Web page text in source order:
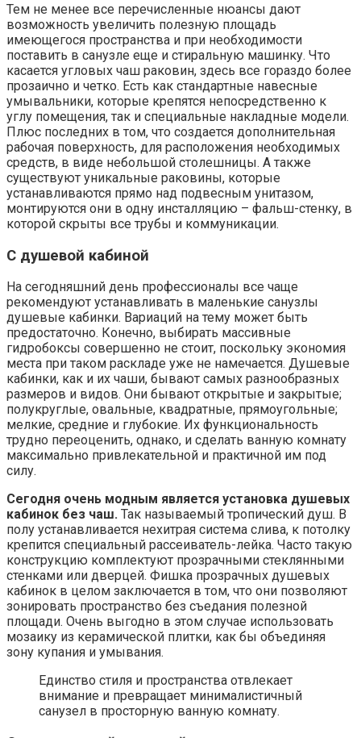
Тем не менее все перечисленные нюансы дают
возможность увеличить полезную площадь
имеющегося пространства и при необходимости
поставить в санузле еще и стиральную машинку. Что
касается угловых чаш раковин, здесь все гораздо более
прозаично и четко. Есть как стандартные навесные
умывальники, которые крепятся непосредственно к
углу помещения, так и специальные накладные модели.
Плюс последних в том, что создается дополнительная
рабочая поверхность, для расположения необходимых
средств, в виде небольшой столешницы. А также
существуют уникальные раковины, которые
устанавливаются прямо над подвесным унитазом,
монтируются они в одну инсталляцию – фальш-стенку, в
которой скрыты все трубы и коммуникации.
С душевой кабиной
На сегодняшний день профессионалы все чаще
рекомендуют устанавливать в маленькие санузлы
душевые кабинки. Вариаций на тему может быть
предостаточно. Конечно, выбирать массивные
гидробоксы совершенно не стоит, поскольку экономия
места при таком раскладе уже не намечается. Душевые
кабинки, как и их чаши, бывают самых разнообразных
размеров и видов. Они бывают открытые и закрытые;
полукруглые, овальные, квадратные, прямоугольные;
мелкие, средние и глубокие. Их функциональность
трудно переоценить, однако, и сделать ванную комнату
максимально привлекательной и практичной им под
силу.
Сегодня очень модным является установка душевых
кабинок без чаш. Так называемый тропический душ. В
полу устанавливается нехитрая система слива, к потолку
крепится специальный рассеиватель-лейка. Часто такую
конструкцию комплектуют прозрачными стеклянными
стенками или дверцей. Фишка прозрачных душевых
кабинок в целом заключается в том, что они позволяют
зонировать пространство без съедания полезной
площади. Очень выгодно в этом случае использовать
мозаику из керамической плитки, как бы объединяя
зону купания и умывания.
Единство стиля и пространства отвлекает
внимание и превращает минималистичный
санузел в просторную ванную комнату.